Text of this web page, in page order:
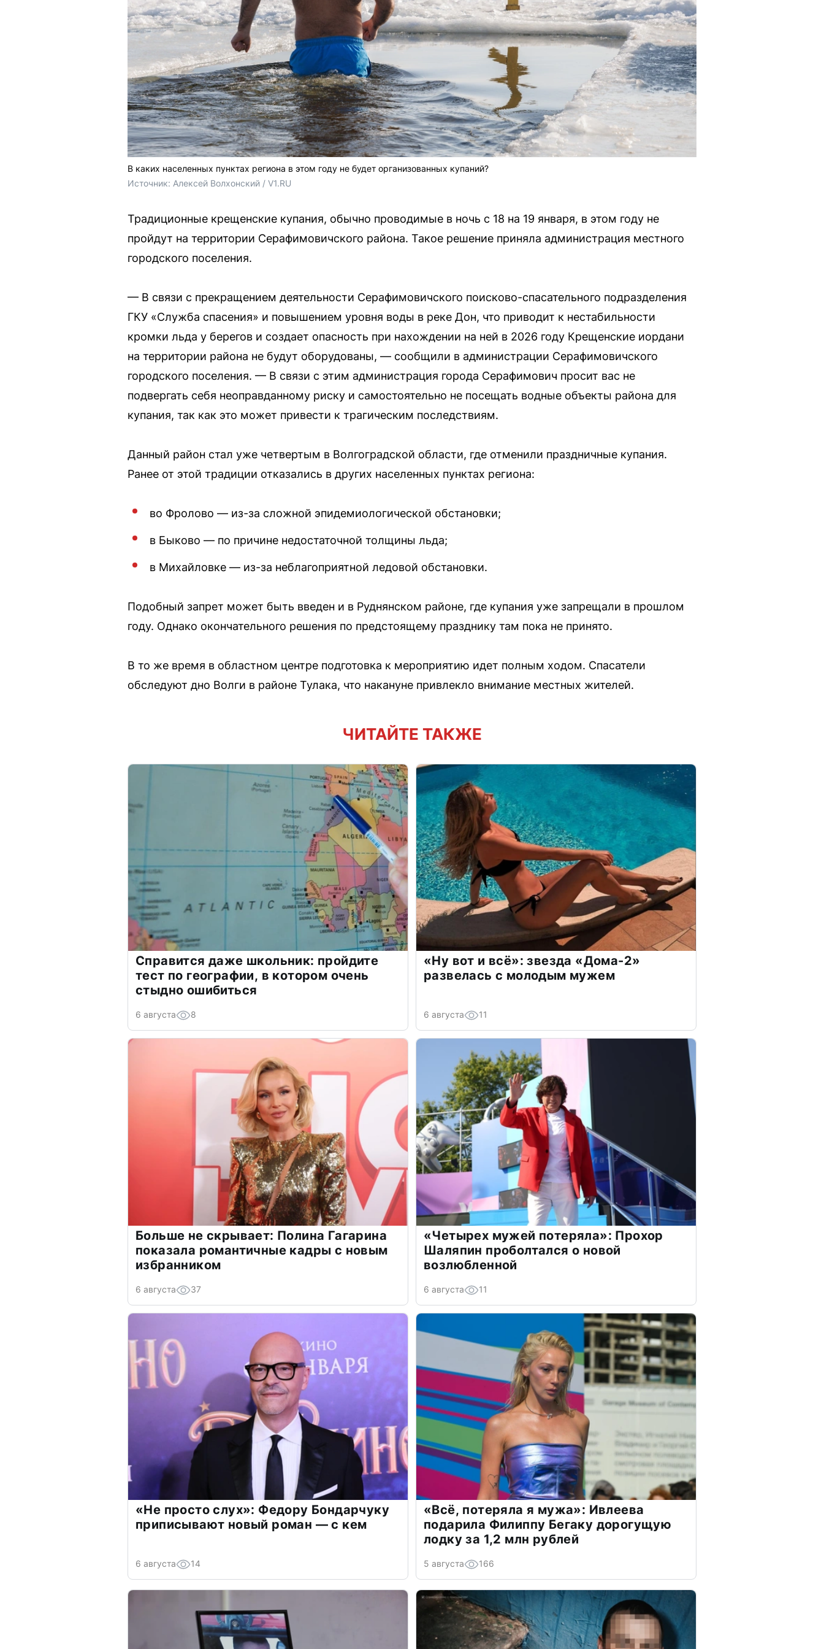
В каких населенных пунктах региона в этом году не будет организованных купаний?
Источник: Алексей Волхонский / V1.RU
Традиционные крещенские купания, обычно проводимые в ночь с 18 на 19 января, в этом году не
пройдут на территории Серафимовичского района. Такое решение приняла администрация местного
городского поселения.
— В связи с прекращением деятельности Серафимовичского поисково-спасательного подразделения
ГКУ «Служба спасения» и повышением уровня воды в реке Дон, что приводит к нестабильности
кромки льда у берегов и создает опасность при нахождении на ней в 2026 году Крещенские иордани
на территории района не будут оборудованы, — сообщили в администрации Серафимовичского
городского поселения. — В связи с этим администрация города Серафимович просит вас не
подвергать себя неоправданному риску и самостоятельно не посещать водные объекты района для
купания, так как это может привести к трагическим последствиям.
Данный район стал уже четвертым в Волгоградской области, где отменили праздничные купания.
Ранее от этой традиции отказались в других населенных пунктах региона:
во Фролово — из-за сложной эпидемиологической обстановки;
в Быково — по причине недостаточной толщины льда;
в Михайловке — из-за неблагоприятной ледовой обстановки.
Подобный запрет может быть введен и в Руднянском районе, где купания уже запрещали в прошлом
году. Однако окончательного решения по предстоящему празднику там пока не принято.
В то же время в областном центре подготовка к мероприятию идет полным ходом. Спасатели
обследуют дно Волги в районе Тулака, что накануне привлекло внимание местных жителей.
ЧИТАЙТЕ ТАКЖЕ
Справится даже школьник: пройдите
тест по географии, в котором очень
стыдно ошибиться
6 августа 8
«Ну вот и всё»: звезда «Дома-2»
развелась с молодым мужем
6 августа 11
Больше не скрывает: Полина Гагарина
показала романтичные кадры с новым
избранником
6 августа 37
«Четырех мужей потеряла»: Прохор
Шаляпин проболтался о новой
возлюбленной
6 августа 11
«Не просто слух»: Федору Бондарчуку
приписывают новый роман — с кем
6 августа 14
«Всё, потеряла я мужа»: Ивлеева
подарила Филиппу Бегаку дорогущую
лодку за 1,2 млн рублей
5 августа 166